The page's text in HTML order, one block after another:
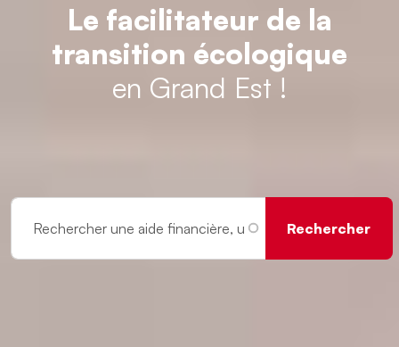
Le facilitateur de la
transition écologique
en Grand Est !